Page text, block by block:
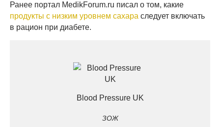
Ранее портал MedikForum.ru писал о том, какие
продукты с низким уровнем сахара следует включать
в рацион при диабете.
Blood Pressure UK
ЗОЖ